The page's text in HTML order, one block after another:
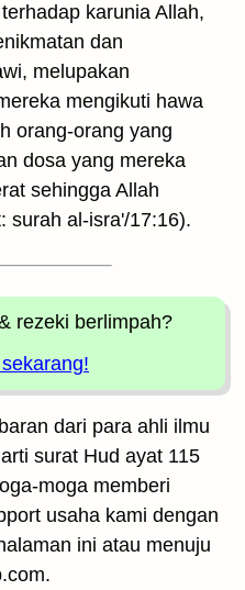
karunia Allah,
dan
melupakan
mengikuti hawa
orang-orang yang
dosa yang mereka
sehingga Allah
surah al-isra'/17:16).
rezeki berlimpah?
dari para ahli ilmu
surat Hud ayat 115
moga memberi
usaha kami dengan
ini atau menuju